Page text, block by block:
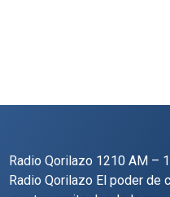
Radio Qorilazo 1210 AM –
Radio Qorilazo El poder de